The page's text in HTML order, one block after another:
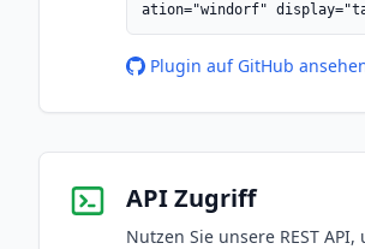
ation="windorf"
Plugin auf GitHub
API Zugriff
Nutzen Sie unsere REST API,